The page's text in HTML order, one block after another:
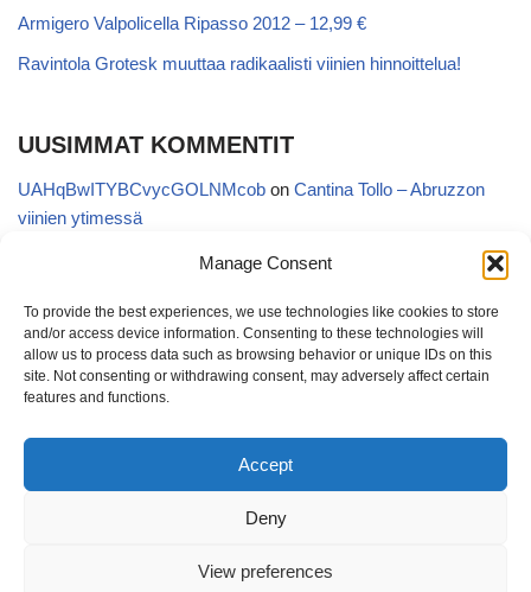
Manage Consent
To provide the best experiences, we use technologies like cookies to store
and/or access device information. Consenting to these technologies will
allow us to process data such as browsing behavior or unique IDs on this
site. Not consenting or withdrawing consent, may adversely affect certain
features and functions.
Accept
Deny
View preferences
Armigero Valpolicella Ripasso 2012 – 12,99 €
Ravintola Grotesk muuttaa radikaalisti viinien hinnoittelua!
UUSIMMAT KOMMENTIT
UAHqBwITYBCvycGOLNMcob on Cantina Tollo – Abruzzon
viinien ytimessä
EgVGGttRTxKfbqUaWNglbonCantina Tollo – Abruzzon viinien
AnonymousonKyläviini Riojasta – Ortega Ezquerro Vino de
Tudelilla Crianza 2018 (Alko 14,88 €)
CopatintoonKyläviini Riojasta – Ortega Ezquerro Vino de
Kyläviini Riojasta – Ortega Ezquerro
Vino de Tudelilla Crianza 2018 (Alko 14,88 €)